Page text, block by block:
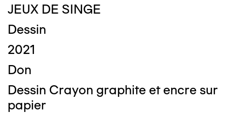
JEUX DE SINGE
Dessin
2021
Don
Dessin Crayon graphite et encre sur
papier